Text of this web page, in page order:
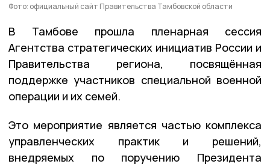
Фото: официальный сайт Правительства Тамбовской области
В Тамбове прошла пленарная сессия
Агентства стратегических инициатив России и
Правительства региона, посвящённая
поддержке участников специальной военной
операции и их семей.
Это мероприятие является частью комплекса
управленческих практик и решений,
внедряемых по поручению Президента